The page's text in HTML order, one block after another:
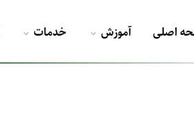
اصلی آموزش خدمات